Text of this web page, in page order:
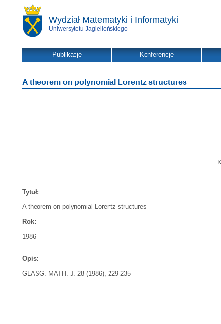
Wydział Matematyki i Informatyki
Uniwersytetu Jagiellońskiego
Publikacje Konferencje
A theorem on polynomial Lorentz structures
Tytuł:
A theorem on polynomial Lorentz structures
Rok:
1986
Opis:
GLASG. MATH. J. 28 (1986), 229-235